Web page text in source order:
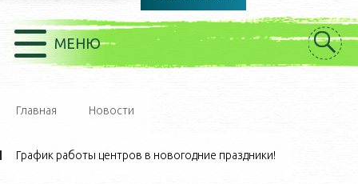
МЕНЮ
Главная Новости
График работы центров в новогодние праздники!